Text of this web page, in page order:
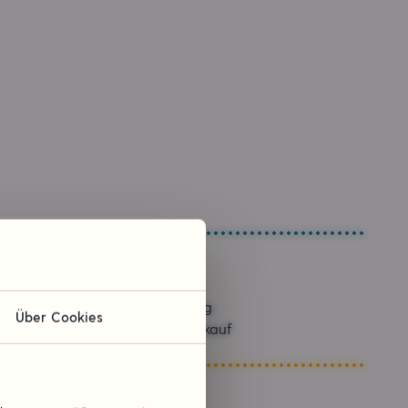
Über Cookies
Sponsoring
Kommissionskauf